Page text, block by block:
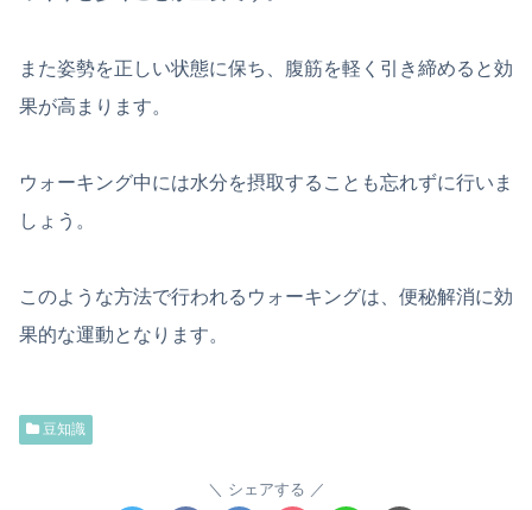
また姿勢を正しい状態に保ち、腹筋を軽く引き締めると効
果が高まります。
ウォーキング中には水分を摂取することも忘れずに行いま
しょう。
このような方法で行われるウォーキングは、便秘解消に効
果的な運動となります。
豆知識
シェアする